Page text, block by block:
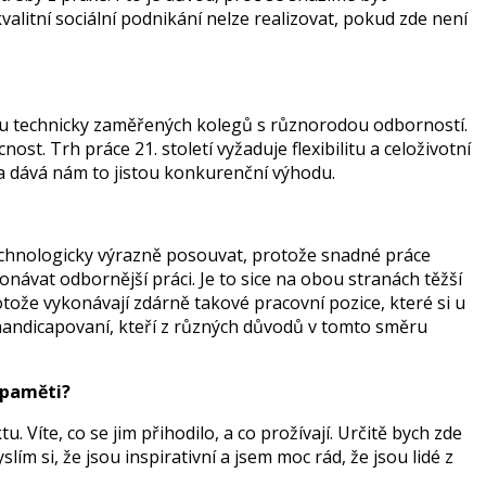
sociální podnikání nelze realizovat, pokud zde není
technicky zaměřených kolegů s různorodou odborností.
Trh práce 21. století vyžaduje flexibilitu a celoživotní
dává nám to jistou konkurenční výhodu.
výrazně posouvat, protože snadné práce
odbornější práci. Je to sice na obou stranách těžší
vykonávají zdárně takové pracovní pozice, které si u
kteří z různých důvodů v tomto směru
Víte, co se jim přihodilo, a co prožívají. Určitě bych zde
si, že jsou inspirativní a jsem moc rád, že jsou lidé z